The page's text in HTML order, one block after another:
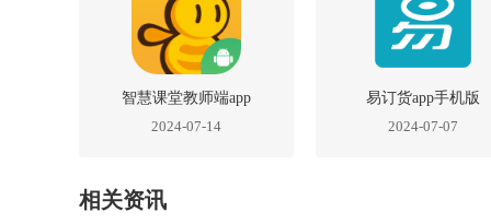
智慧课堂教师端app
2024-07-14
易订货app手机版
2024-07-07
相关资讯